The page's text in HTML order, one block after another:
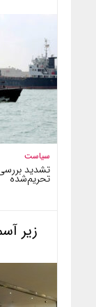
سیاست
تشدید
تحریم‌شده
زیر